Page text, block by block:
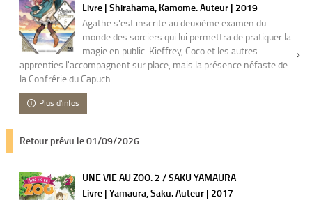
Livre | Shirahama, Kamome. Auteur | 2019
Agathe s'est inscrite au deuxième examen du
monde des sorciers qui lui permettra de pratiquer la
magie en public. Kieffrey, Coco et les autres
apprenties l'accompagnent sur place, mais la présence néfaste de
la Confrérie du Capuch...
Plus d'infos
Retour prévu le 01/09/2026
UNE VIE AU ZOO. 2 / SAKU YAMAURA
Livre | Yamaura, Saku. Auteur | 2017